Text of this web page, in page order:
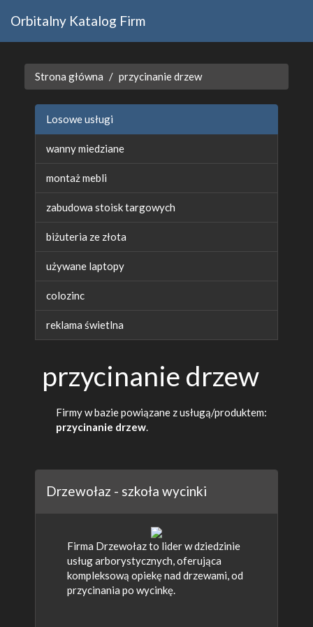
Orbitalny Katalog Firm
Strona główna przycinanie drzew
Losowe usługi
wanny miedziane
montaż mebli
zabudowa stoisk targowych
biżuteria ze złota
używane laptopy
colozinc
reklama świetlna
przycinanie drzew
Firmy w bazie powiązane z usługą/produktem:
przycinanie drzew
Drzewołaz - szkoła wycinki
Firma Drzewołaz to lider w dziedzinie
usług arborystycznych, oferująca
kompleksową opiekę nad drzewami, od
przycinania po wycinkę.